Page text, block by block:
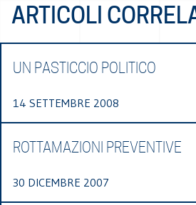
ARTICOLI
UN PASTICCIO POLITICO
14 SETTEMBRE 2008
ROTTAMAZIONI PREVENTIVE
30 DICEMBRE 2007